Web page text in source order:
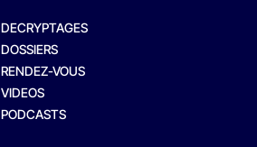
DECRYPTAGES
DOSSIERS
RENDEZ-VOUS
VIDEOS
PODCASTS